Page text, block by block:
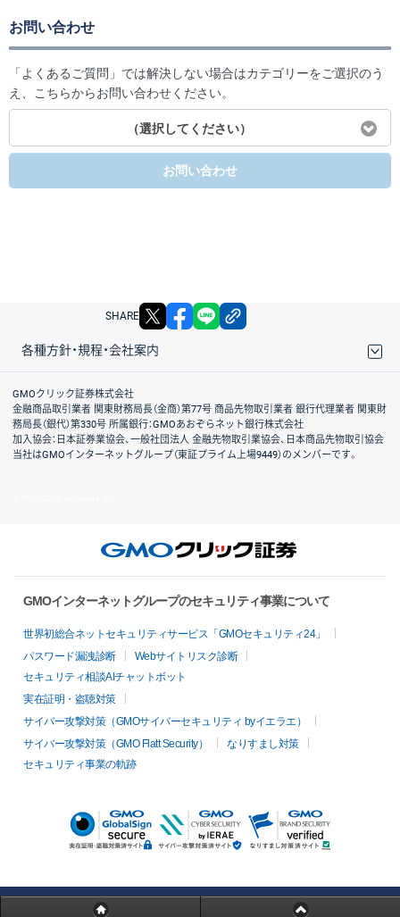
お問い合わせ
「よくあるご質問」では解決しない場合はカテゴリーをご選択のう
え、こちらからお問い合わせください。
（選択してください）
お問い合わせ
SHARE X facebook
各種方針・規程・会社案内
取引規程・約款
サイトマップ
その他のご案内
個人情報保護方針
最良執行方針
サイトのご利用について
ディスクレイマー
信託保全
リスク説明
会社案内
GMOクリック証券株式会社
金融商品取引業者 関東財務局長（金商）第77号 商品先物取引業者 銀行代理業者 関東財
務局長（銀代）第330号 所属銀行：GMOあおぞらネット銀行株式会社
加入協会：日本証券業協会、一般社団法人 金融先物取引業協会、日本商品先物取引協会
当社はGMOインターネットグループ（東証プライム上場9449）のメンバーです。
GMOインターネットグループのセキュリティ事業について
世界初総合ネットセキュリティサービス「GMOセキュリティ24」
パスワード漏洩診断
Webサイトリスク診断
セキュリティ相談AIチャットボット
実在証明・盗聴対策
サイバー攻撃対策（GMOサイバーセキュリティ byイエラエ）
サイバー攻撃対策（GMO Flatt Security）
なりすまし対策
セキュリティ事業の軌跡